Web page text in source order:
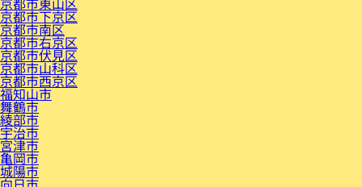
京都市下京区
京都市南区
京都市右京区
京都市伏見区
京都市山科区
京都市西京区
福知山市
舞鶴市
綾部市
宇治市
宮津市
亀岡市
城陽市